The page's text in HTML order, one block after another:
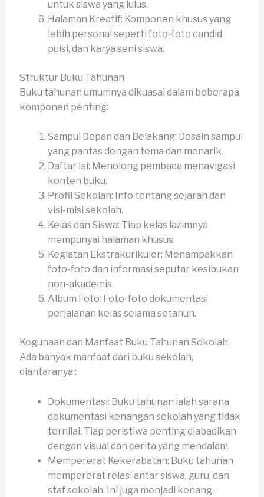
untuk siswa yang lulus.
Halaman Kreatif: Komponen khusus yang
lebih personal seperti foto-foto candid,
puisi, dan karya seni siswa.
Struktur Buku Tahunan
Buku tahunan umumnya dikuasai dalam beberapa
komponen penting:
Sampul Depan dan Belakang: Desain sampul
yang pantas dengan tema dan menarik.
Daftar Isi: Menolong pembaca menavigasi
konten buku.
Profil Sekolah: Info tentang sejarah dan
visi-misi sekolah.
Kelas dan Siswa: Tiap kelas lazimnya
mempunyai halaman khusus.
Kegiatan Ekstrakurikuler: Menampakkan
foto-foto dan informasi seputar kesibukan
non-akademis.
Album Foto: Foto-foto dokumentasi
perjalanan kelas selama setahun.
Kegunaan dan Manfaat Buku Tahunan Sekolah
Ada banyak manfaat dari buku sekolah,
diantaranya :
Dokumentasi: Buku tahunan ialah sarana
dokumentasi kenangan sekolah yang tidak
ternilai. Tiap peristiwa penting diabadikan
dengan visual dan cerita yang mendalam.
Mempererat Kekerabatan: Buku tahunan
mempererat relasi antar siswa, guru, dan
staf sekolah. Ini juga menjadi kenang-